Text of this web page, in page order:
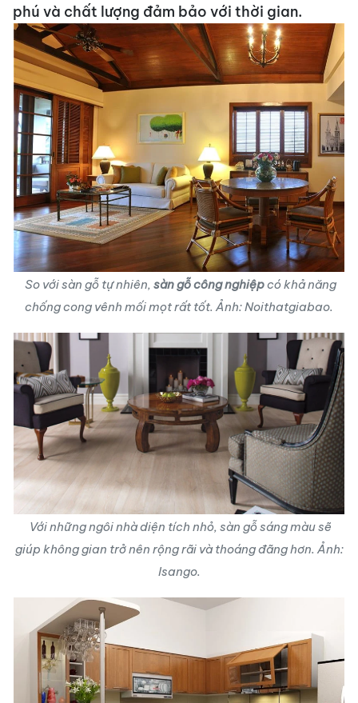
phú và chất lượng đảm bảo với thời gian.
So với sàn gỗ tự nhiên, sàn gỗ công nghiệpcó khả năng
chống cong vênh mối mọt rất tốt. Ảnh: Noithatgiabao.
Với những ngôi nhà diện tích nhỏ, sàn gỗsáng màu sẽ
giúp không gian trở nên rộng rãi và thoáng đãng hơn. Ảnh:
Isango.